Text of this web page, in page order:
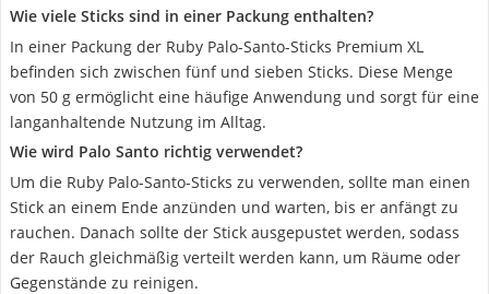
Wie viele Sticks sind in einer Packung enthalten?
In einer Packung der Ruby Palo-Santo-Sticks Premium XL
befinden sich zwischen fünf und sieben Sticks. Diese Menge
von 50 g ermöglicht eine häufige Anwendung und sorgt für eine
langanhaltende Nutzung im Alltag.
Wie wird Palo Santo richtig verwendet?
Um die Ruby Palo-Santo-Sticks zu verwenden, sollte man einen
Stick an einem Ende anzünden und warten, bis er anfängt zu
rauchen. Danach sollte der Stick ausgepustet werden, sodass
der Rauch gleichmäßig verteilt werden kann, um Räume oder
Gegenstände zu reinigen.